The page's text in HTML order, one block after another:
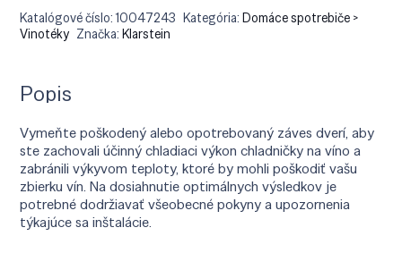
Katalógové číslo:10047243 Kategória:Domáce spotrebiče >
Vinotéky Značka:Klarstein
Popis
Vymeňte poškodený alebo opotrebovaný záves dverí, aby
ste zachovali účinný chladiaci výkon chladničky na víno a
zabránili výkyvom teploty, ktoré by mohli poškodiť vašu
zbierku vín. Na dosiahnutie optimálnych výsledkov je
potrebné dodržiavať všeobecné pokyny a upozornenia
týkajúce sa inštalácie.